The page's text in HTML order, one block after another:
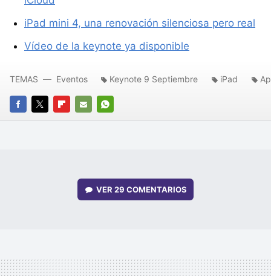
iPad mini 4, una renovación silenciosa pero real
Vídeo de la keynote ya disponible
FACEBOOK
TWITTERFLIPBOARD
E-
WHATSAPP
TEMAS Eventos Keynote 9 Septiembre iPad
VER 29 COMENTARIOS